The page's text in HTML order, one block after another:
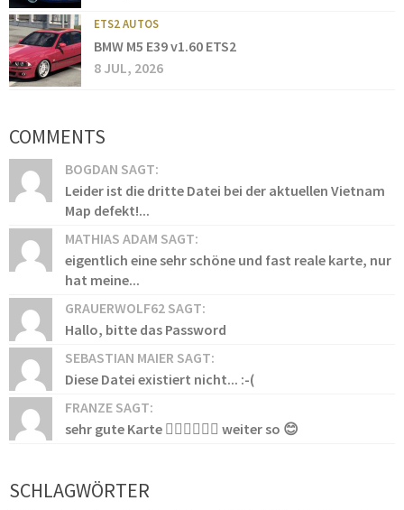
ETS2 AUTOS
BMW M5 E39 v1.60 ETS2
8 JUL, 2026
COMMENTS
BOGDAN SAGT:
Leider ist die dritte Datei bei der aktuellen Vietnam
Map defekt!...
MATHIAS ADAM SAGT:
eigentlich eine sehr schöne und fast reale karte, nur
hat meine...
GRAUERWOLF62 SAGT:
Hallo, bitte das Password
SEBASTIAN MAIER SAGT:
Diese Datei existiert nicht... :-(
FRANZE SAGT:
sehr gute Karte 👍🏻👍🏻👍🏻 weiter so 😊
SCHLAGWÖRTER